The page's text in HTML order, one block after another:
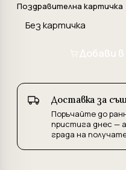
Поздравителна картичка
Добави в
Доставка за
Поръчайте до
пристига днес —
града на